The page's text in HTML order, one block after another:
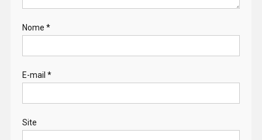
Nome *
E-mail *
Site